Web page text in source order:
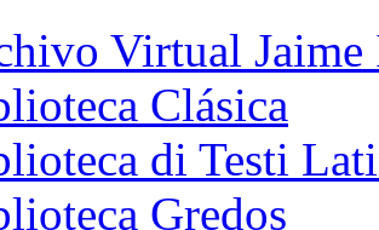
Virtual Jaime
Clásica
di Testi
Gredos